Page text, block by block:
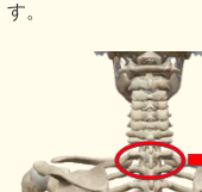
す。